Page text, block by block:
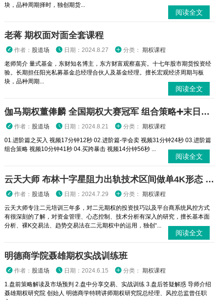
块，品种周期择时，独创期货...
阅读全文
老蒋 期权面对面全套课程
作者： 股道场 日期：2024.8.27 分类： 期权课程
老师简介 量式基金，东财知名博主，东方财富观察嘉宾。十七年股市期货投资经
验。长期担任阳光私募基金总经理合伙人及基金经理。擅长宏观经济周期与板
块，品种周期...
阅读全文
伽马期权董俸麟 全国期权大赛冠军 组合策略➕末日轮视频课程
作者： 股道场 日期：2024.8.21 分类： 期权课程
01.进阶篇之买入 视频17分钟12秒 02.进阶篇-学会卖 视频31分钟24秒 03.进阶篇
组合策略 视频10分钟41秒 04.买跨暴击 视频14分钟56秒 ...
阅读全文
云天大师 布林十字星阻力出轨技术区间做单4K形态 二元期权外汇实战培训视频课程
作者： 股道场 日期：2024.7.29 分类： 期权课程
云天大师专注二元培训三年多，对二元期权的投资技巧以及平台商系统风控方式
有很深刻的了解，对资金管理、心态控制、技术分析有深入的研究，擅长基本面
分析、裸K交易法、趋势交易法在二元期权中的运用，独创“...
阅读全文
明德商学院聂雄期权实战训练班
作者： 股道场 日期：2024.6.15 分类： 期权课程
1.盘前策略解读及市场预判 2.盘中分享交易、实战训练 3.盘后答疑解惑 导师介绍
聂雄期权研究院 创始人 明德商学特聘讲师期权研究院总经理、风控总监曾任职